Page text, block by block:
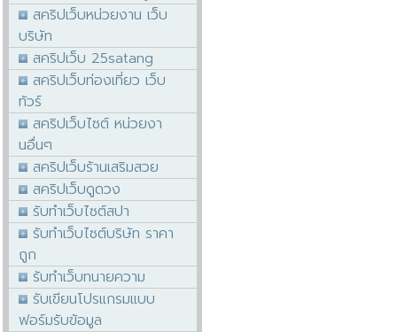
สคริปเว็บหน่วยงาน เว็บ
บริษัท
สคริปเว็บ 25satang
สคริปเว็บท่องเที่ยว เว็บ
ทัวร์
สคริปเว็บไซต์ หน่วยงา
นอื่นๆ
สคริปเว็บร้านเสริมสวย
สคริปเว็บดูดวง
รับทำเว็บไซต์สปา
รับทำเว็บไซต์บริษัท ราคา
ถูก
รับทำเว็บทนายความ
รับเขียนโปรแกรมแบบ
ฟอร์มรับข้อมูล